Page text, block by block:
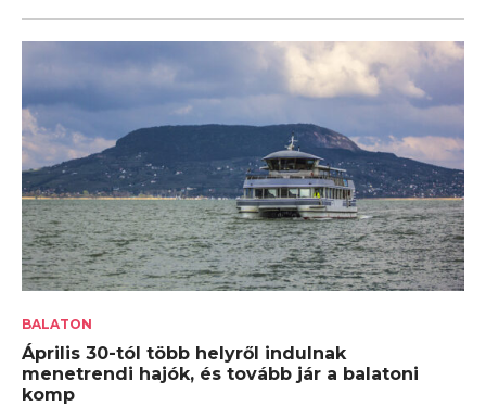
BALATON
Április 30-tól több helyről indulnak
menetrendi hajók, és tovább jár a balatoni
komp